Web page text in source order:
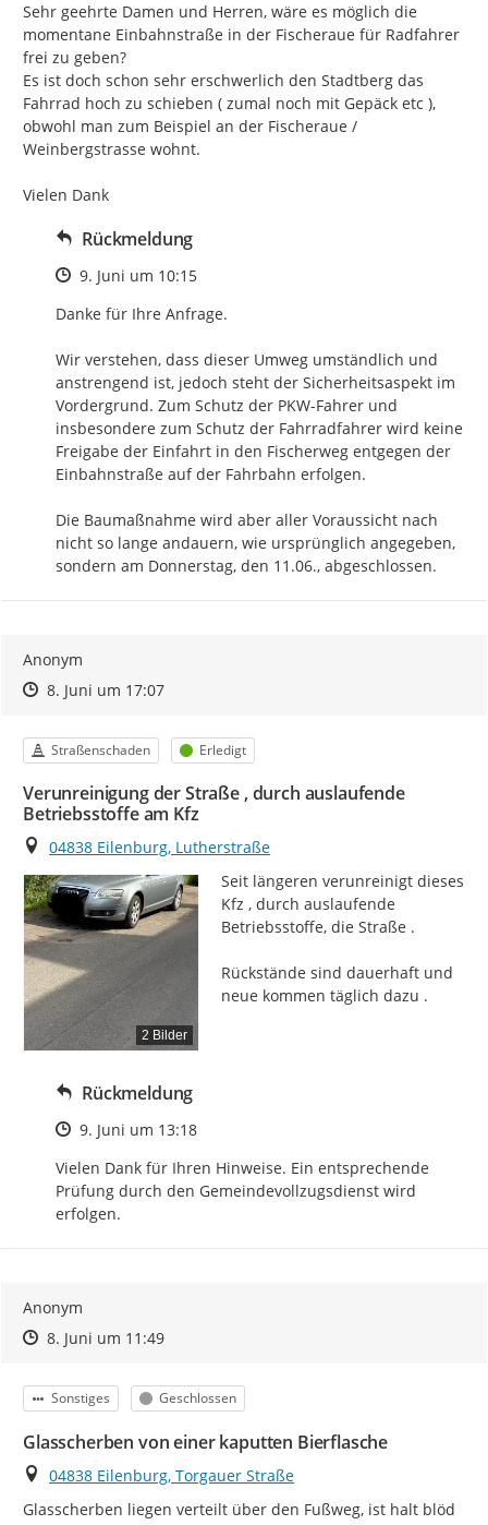
Sehr geehrte Damen und Herren, wäre es möglich die
momentane Einbahnstraße in der Fischeraue für Radfahrer
frei zu geben?
Es ist doch schon sehr erschwerlich den Stadtberg das
Fahrrad hoch zu schieben ( zumal noch mit Gepäck etc ),
obwohl man zum Beispiel an der Fischeraue /
Weinbergstrasse wohnt.
Vielen Dank
Rückmeldung
Zeitpunkt des Erstellens
9. Juni um 10:15
Danke für Ihre Anfrage.
Wir verstehen, dass dieser Umweg umständlich und
anstrengend ist, jedoch steht der Sicherheitsaspekt im
Vordergrund. Zum Schutz der PKW-Fahrer und
insbesondere zum Schutz der Fahrradfahrer wird keine
Freigabe der Einfahrt in den Fischerweg entgegen der
Einbahnstraße auf der Fahrbahn erfolgen.
Die Baumaßnahme wird aber aller Voraussicht nach
nicht so lange andauern, wie ursprünglich angegeben,
sondern am Donnerstag, den 11.06., abgeschlossen.
Anonym
Zeitpunkt des Erstellens
Zeitpunkt des Erstellens
8. Juni um 17:07Zur Äußerung
Kategorie
Straßenschaden Status
Erledigt
Verunreinigung der Straße , durch auslaufende
Betriebsstoffe am Kfz
Ort
04838 Eilenburg, Lutherstraße
2 Bilder
Seit längeren verunreinigt dieses
Kfz , durch auslaufende
Betriebsstoffe, die Straße .
Rückstände sind dauerhaft und
neue kommen täglich dazu .
Rückmeldung
Zeitpunkt des Erstellens
9. Juni um 13:18
Vielen Dank für Ihren Hinweise. Ein entsprechende
Prüfung durch den Gemeindevollzugsdienst wird
erfolgen.
Anonym
Zeitpunkt des Erstellens
Zeitpunkt des Erstellens
8. Juni um 11:49Zur Äußerung
Kategorie
Sonstiges Status
Geschlossen
Glasscherben von einer kaputten Bierflasche
Ort
04838 Eilenburg, Torgauer Straße
Glasscherben liegen verteilt über den Fußweg, ist halt blöd